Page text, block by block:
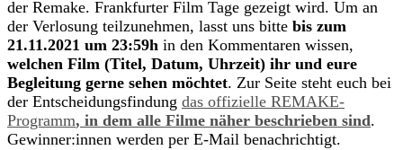
der Remake. Frankfurter Film Tage gezeigt wird. Um an
der Verlosung teilzunehmen, lasst uns bitte bis zum
21.11.2021 um 23:59h in den Kommentaren wissen,
welchen Film (Titel, Datum, Uhrzeit) ihr und eure
Begleitung gerne sehen möchtet. Zur Seite steht euch bei
der Entscheidungsfindung das offizielle REMAKE-
Programm, in dem alle Filme näher beschrieben sind.
Gewinner:innen werden per E-Mail benachrichtigt.